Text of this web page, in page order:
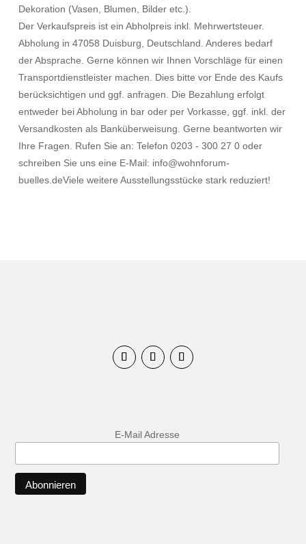
Dekoration (Vasen, Blumen, Bilder etc.).
Der Verkaufspreis ist ein Abholpreis inkl. Mehrwertsteuer.
Abholung in 47058 Duisburg, Deutschland. Anderes bedarf
der Absprache. Gerne können wir Ihnen Vorschläge für einen
Transportdienstleister machen. Dies bitte vor Ende des Kaufs
berücksichtigen und ggf. anfragen. Die Bezahlung erfolgt
entweder bei Abholung in bar oder per Vorkasse, ggf. inkl. der
Versandkosten als Banküberweisung. Gerne beantworten wir
Ihre Fragen. Rufen Sie an: Telefon 0203 - 300 27 0 oder
schreiben Sie uns eine E-Mail: info@wohnforum-
buelles.deViele weitere Ausstellungsstücke stark reduziert!
E-Mail Adresse